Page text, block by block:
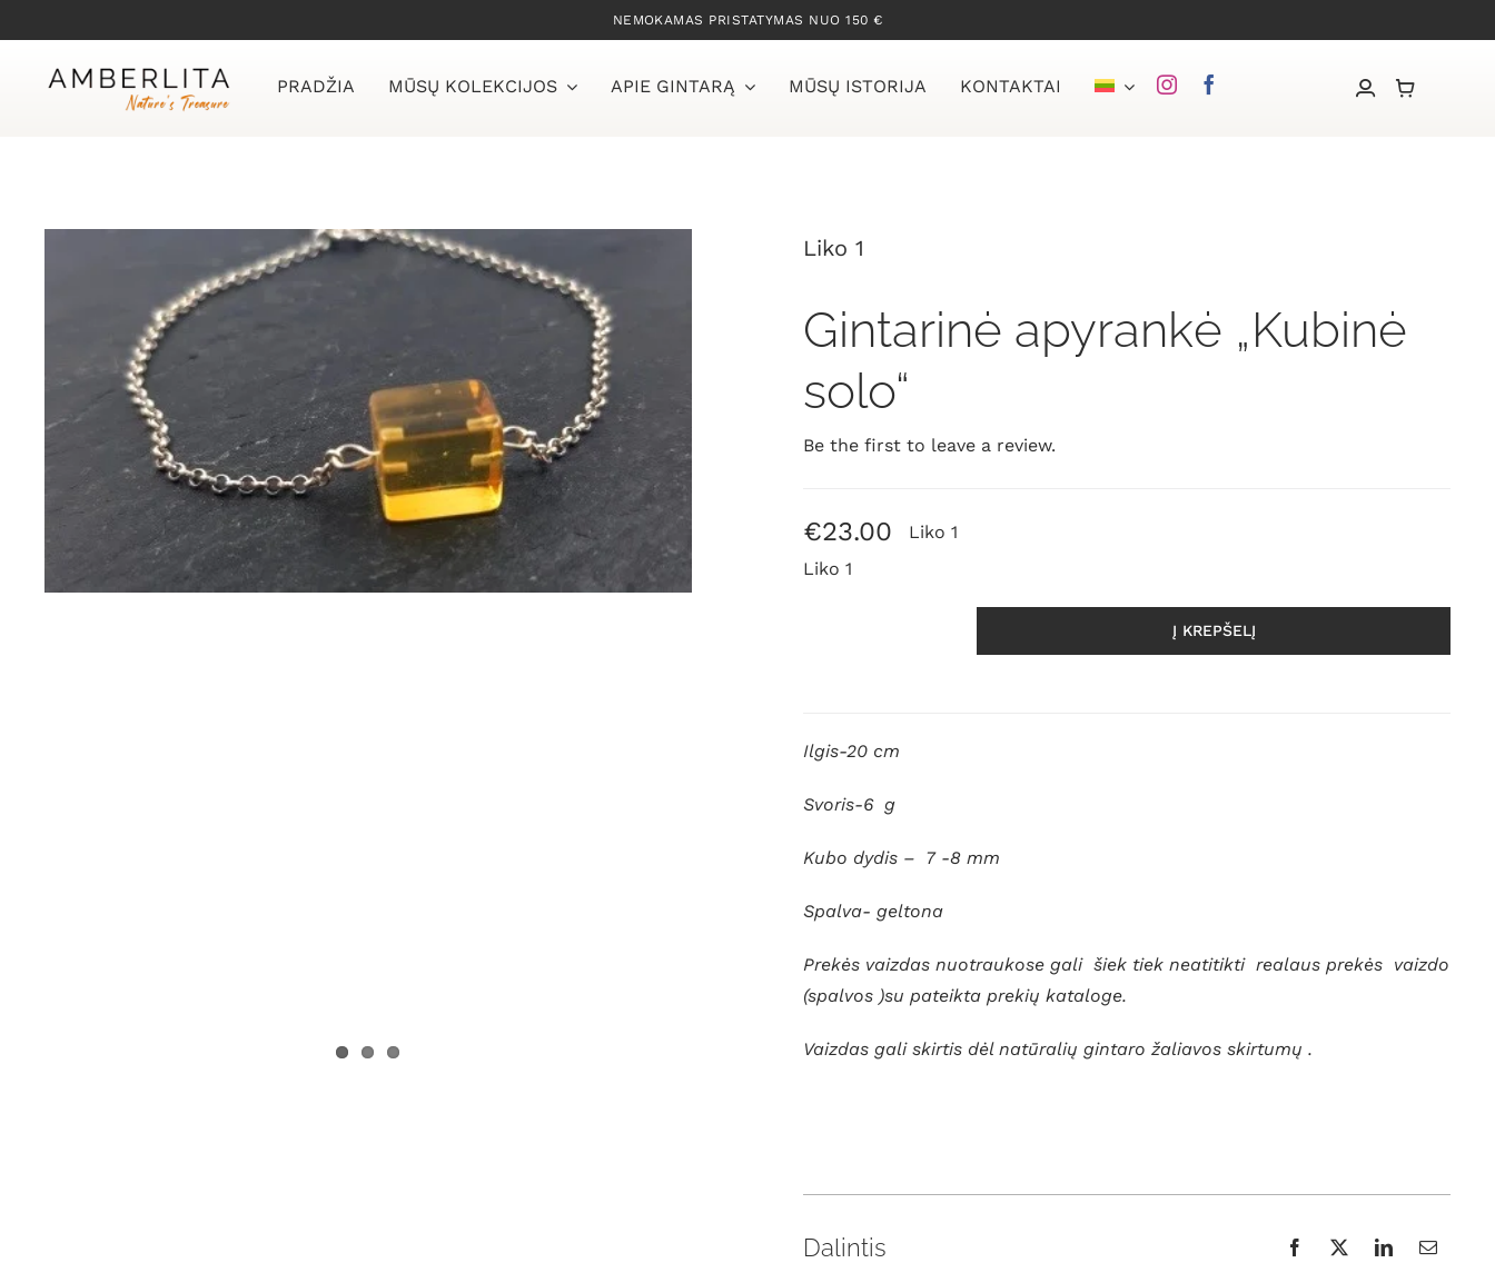
to
content
NEMOKAMAS PRISTATYMAS NUO 150 €
PRADŽIA MŪSŲ KOLEKCIJOS APIE GINTARĄ MŪSŲ ISTORIJA KONTAKTAI
Liko 1
Gintarinė apyrankė „Kubinė
solo“
Be the first to leave a review.
€23.00
Liko 1
Liko 1
„Kubinė
Į KREPŠELĮ
Ilgis-20 cm
Svoris-6 g
Kubo dydis – 7 -8 mm
Spalva- geltona
Prekės vaizdas nuotraukose gali šiek tiek neatitikti realaus prekės vaizdo
(spalvos )su pateikta prekių kataloge.
Vaizdas gali skirtis dėl natūralių gintaro žaliavos skirtumų .
Dalintis